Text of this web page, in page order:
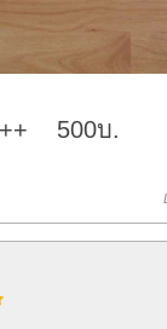
500บ.